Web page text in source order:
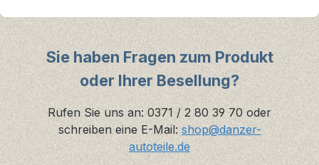
Sie haben Fragen zum Produkt
oder Ihrer Besellung?
Rufen Sie uns an: 0371 / 2 80 39 70 oder
schreiben eine E-Mail: shop@danzer-
autoteile.de